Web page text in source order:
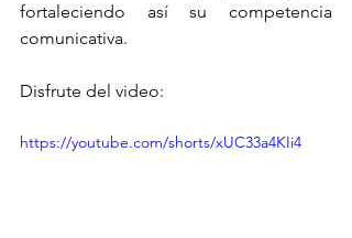
fortaleciendo así su competencia
comunicativa.
Disfrute del video:
https://youtube.com/shorts/xUC33a4KIi4